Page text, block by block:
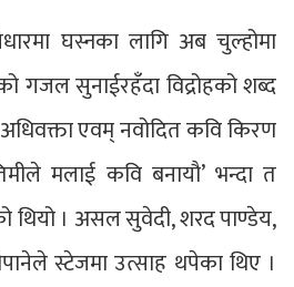
घस्नका लागि अब चुल्होमा
गजल सुनाईरहँदा विद्रोहको शब्द
एवम् नवोदित कवि किरण
मलाई कवि बनायौ’ भन्दा त
थियो । असल सुवेदी, शरद पाण्डेय,
स्टेजमा उत्साह थपेका थिए ।